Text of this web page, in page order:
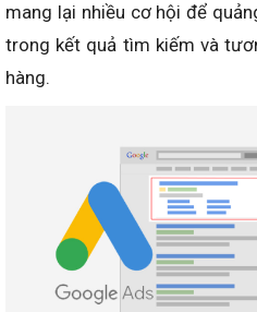
mang lại nhiều cơ hội để
trong kết quả tìm kiếm và
hàng.